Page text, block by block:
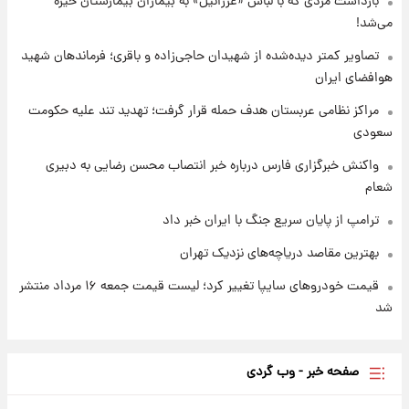
شارژ جدید کالابرگ برای سه دهک؛ جزئیات اعلام
می‌شد!
تصاویر کمتر دیده‌شده از شهیدان حاجی‌زاده و باقری؛ فرماندهان شهید
هوافضای ایران
مراکز نظامی عربستان هدف حمله قرار گرفت؛ تهدید تند علیه حکومت
سعودی
واکنش خبرگزاری فارس درباره خبر انتصاب محسن رضایی به دبیری
شعام
ترامپ از پایان سریع جنگ با ایران خبر داد
بهترین مقاصد دریاچه‌های نزدیک تهران
قیمت خودروهای سایپا تغییر کرد؛ لیست قیمت جمعه ۱۶ مرداد منتشر
شد
صفحه خبر - وب گردی